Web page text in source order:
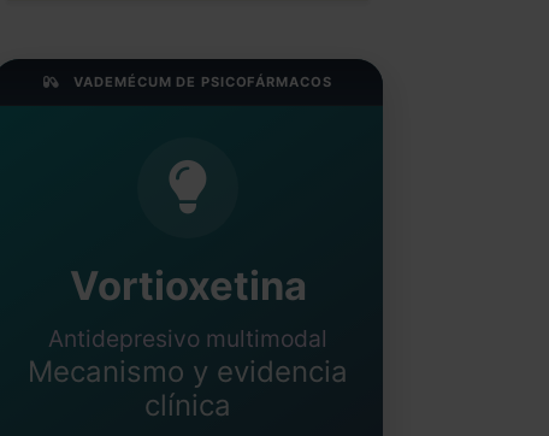
VADEMÉCUM DE PSICOFÁRMACOS
Vortioxetina
Antidepresivo multimodal
Mecanismo y evidencia
clínica